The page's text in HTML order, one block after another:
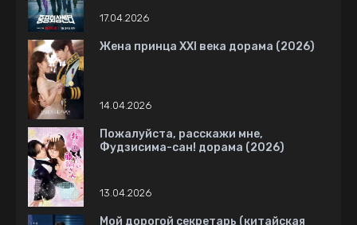
17.04.2026
Жена принца XXI века дорама (2026)
14.04.2026
Пожалуйста, расскажи мне,
Фудзисима-сан! дорама (2026)
13.04.2026
Мой дорогой секретарь (китайская